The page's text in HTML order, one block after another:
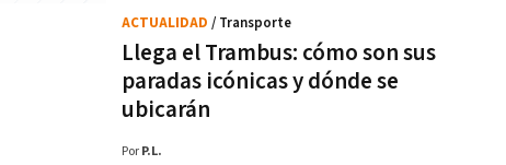
Llega el Trambus: cómo son sus
paradas icónicas y dónde se
ubicarán
ACTUALIDAD / Transporte
Por P.L.